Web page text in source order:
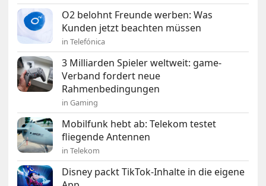
O2 belohnt Freunde werben: Was
Kunden jetzt beachten müssen
in Telefónica
3 Milliarden Spieler weltweit: game-
Verband fordert neue
Rahmenbedingungen
in Gaming
Mobilfunk hebt ab: Telekom testet
fliegende Antennen
in Telekom
Disney packt TikTok-Inhalte in die eigene